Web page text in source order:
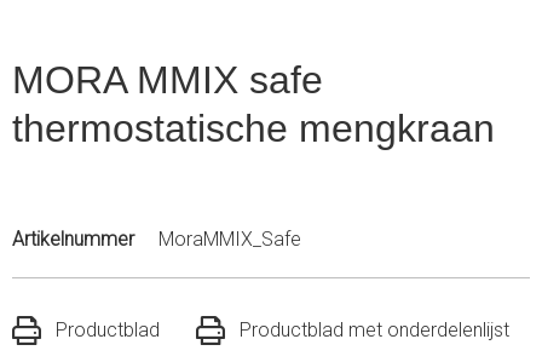
MORA MMIX safe
thermostatische mengkraan
Artikelnummer MoraMMIX_Safe
Productblad Productblad met onderdelenlijst